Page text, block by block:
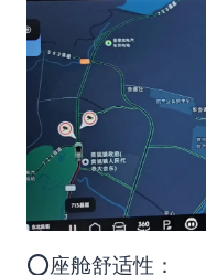
⭕座舱舒适性：